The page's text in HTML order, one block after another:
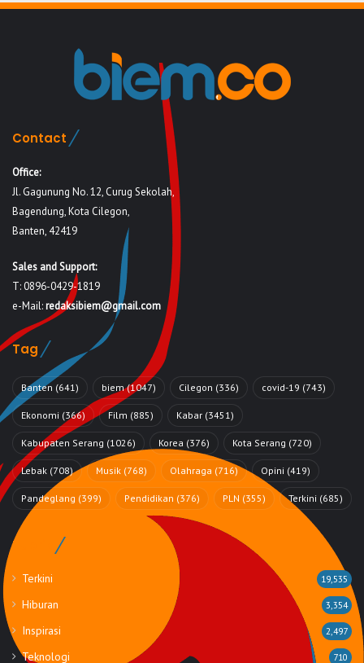
Contact
Office:
Jl. Gagunung No. 12, Curug Sekolah,
Bagendung, Kota Cilegon,
Banten, 42419
Sales and Support:
T: 0896-0429-1819
e-Mail:redaksibiem@gmail.com
Tag
Banten (641) biem(1047) Cilegon (336) covid-19 (743)
Ekonomi (366) Film (885) Kabar (3451)
Kabupaten Serang (1026) Korea (376) Kota Serang (720)
Lebak (708) Musik (768) Olahraga (716) Opini (419)
Pandeglang (399) Pendidikan (376) PLN (355) Terkini (685)
Rubrik
Terkini 19,535
Hiburan 3,354
Inspirasi 2,497
Teknologi 710